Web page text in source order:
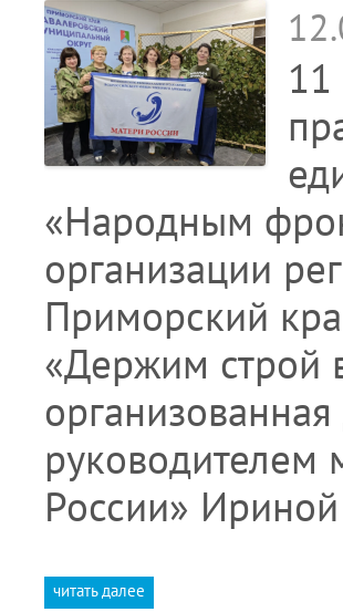
11
«Народным
организации
Приморский
«Держим строй
руководителем
России»
читать далее